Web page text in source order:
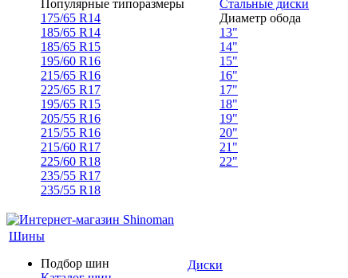
Популярные типоразмеры
175/65 R14
185/65 R14
185/65 R15
195/60 R16
215/65 R16
225/65 R17
195/65 R15
205/55 R16
215/55 R16
215/60 R17
225/60 R18
235/55 R17
235/55 R18
Стальные диски
Диаметр обода
13"
14"
15"
16"
17"
18"
19"
20"
21"
22"
Шины
Подбор шин
Диски